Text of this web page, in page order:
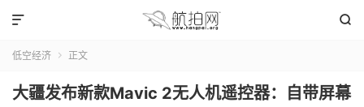


低空经济  正文
大疆发布新款Mavic 2无人机遥控器：自带屏幕